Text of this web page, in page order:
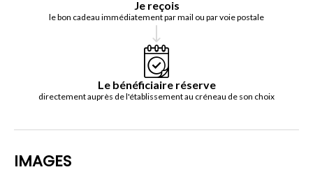
Je reçois
le bon cadeau immédiatement par mail ou par voie postale
Le bénéficiaire réserve
directement auprès de l'établissement au créneau de son choix
IMAGES